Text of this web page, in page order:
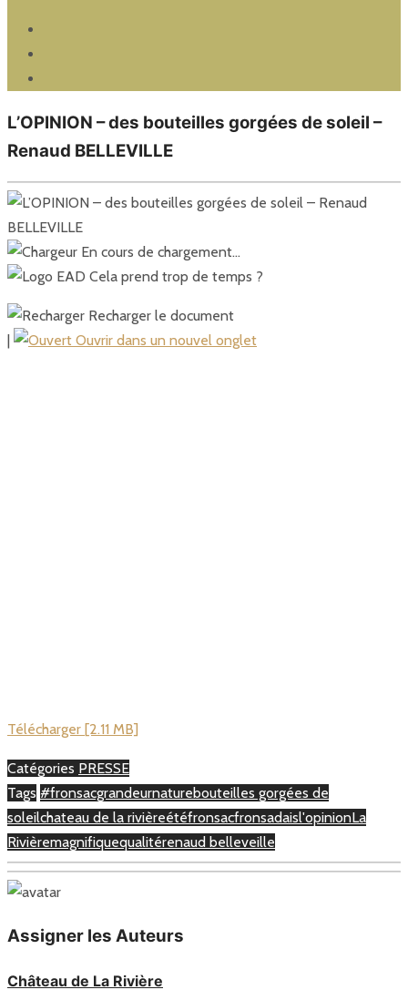
L’OPINION – des bouteilles gorgées de soleil –
Renaud BELLEVILLE
En cours de chargement…
Cela prend trop de temps ?
Recharger le document
Ouvrir dans un nouvel onglet
Télécharger [2.11 MB]
Catégories PRESSE
Tags #fronsacgrandeurnaturebouteilles gorgées de
soleilchateau de la rivièreétéfronsacfronsadaisl'opinionLa
Rivièremagnifiquequalitérenaud belleveille
Assigner les Auteurs
Château de La Rivière